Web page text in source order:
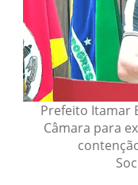
Prefeito Itamar
Câmara para